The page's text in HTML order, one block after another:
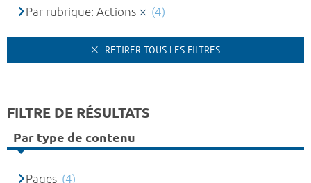
Par rubrique: Actions
(4)
RETIRER TOUS LES FILTRES
FILTRE DE RÉSULTATS
Par type de contenu
Pages (4)